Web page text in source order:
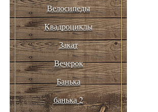
Велосипеды
Квадроциклы
Закат
Вечерок
Банька
банька 2